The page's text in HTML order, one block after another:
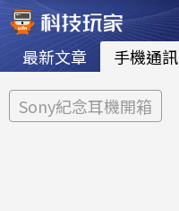
最新文章 手機通訊
Sony紀念耳機開箱